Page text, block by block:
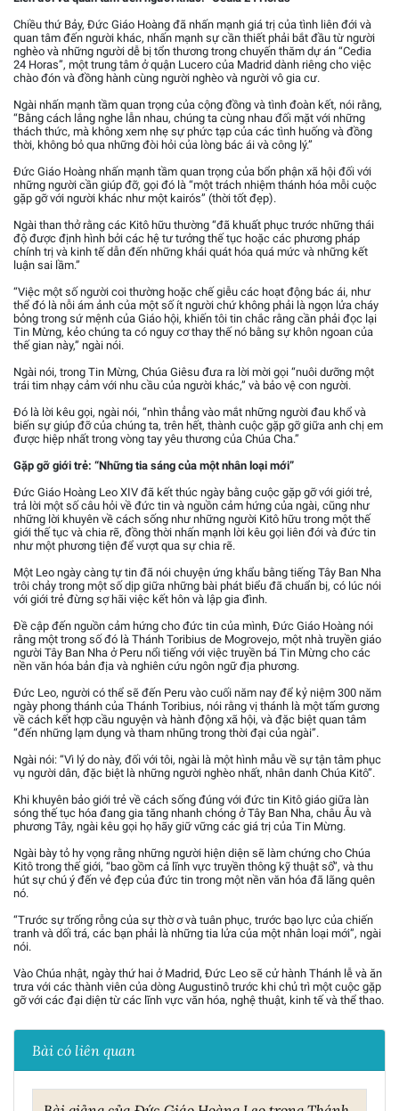
Chiều thứ Bảy, Đức Giáo Hoàng đã nhấn mạnh giá trị của tình liên đới và
quan tâm đến người khác, nhấn mạnh sự cần thiết phải bắt đầu từ người
nghèo và những người dễ bị tổn thương trong chuyến thăm dự án “Cedia
24 Horas”, một trung tâm ở quận Lucero của Madrid dành riêng cho việc
chào đón và đồng hành cùng người nghèo và người vô gia cư.
Ngài nhấn mạnh tầm quan trọng của cộng đồng và tình đoàn kết, nói rằng,
“Bằng cách lắng nghe lẫn nhau, chúng ta cùng nhau đối mặt với những
thách thức, mà không xem nhẹ sự phức tạp của các tình huống và đồng
thời, không bỏ qua những đòi hỏi của lòng bác ái và công lý.”
Đức Giáo Hoàng nhấn mạnh tầm quan trọng của bổn phận xã hội đối với
những người cần giúp đỡ, gọi đó là “một trách nhiệm thánh hóa mỗi cuộc
gặp gỡ với người khác như một kairós” (thời tốt đẹp).
Ngài than thở rằng các Kitô hữu thường “đã khuất phục trước những thái
độ được định hình bởi các hệ tư tưởng thế tục hoặc các phương pháp
chính trị và kinh tế dẫn đến những khái quát hóa quá mức và những kết
luận sai lầm.”
“Việc một số người coi thường hoặc chế giễu các hoạt động bác ái, như
thể đó là nỗi ám ảnh của một số ít người chứ không phải là ngọn lửa cháy
bỏng trong sứ mệnh của Giáo hội, khiến tôi tin chắc rằng cần phải đọc lại
Tin Mừng, kẻo chúng ta có nguy cơ thay thế nó bằng sự khôn ngoan của
thế gian này,” ngài nói.
Ngài nói, trong Tin Mừng, Chúa Giêsu đưa ra lời mời gọi “nuôi dưỡng một
trái tim nhạy cảm với nhu cầu của người khác,” và bảo vệ con người.
Đó là lời kêu gọi, ngài nói, “nhìn thẳng vào mắt những người đau khổ và
biến sự giúp đỡ của chúng ta, trên hết, thành cuộc gặp gỡ giữa anh chị em
được hiệp nhất trong vòng tay yêu thương của Chúa Cha.”
Gặp gỡ giới trẻ: “Những tia sáng của một nhân loại mới”
Đức Giáo Hoàng Leo XIV đã kết thúc ngày bằng cuộc gặp gỡ với giới trẻ,
trả lời một số câu hỏi về đức tin và nguồn cảm hứng của ngài, cũng như
những lời khuyên về cách sống như những người Kitô hữu trong một thế
giới thế tục và chia rẽ, đồng thời nhấn mạnh lời kêu gọi liên đới và đức tin
như một phương tiện để vượt qua sự chia rẽ.
Một Leo ngày càng tự tin đã nói chuyện ứng khẩu bằng tiếng Tây Ban Nha
trôi chảy trong một số dịp giữa những bài phát biểu đã chuẩn bị, có lúc nói
với giới trẻ đừng sợ hãi việc kết hôn và lập gia đình.
Đề cập đến nguồn cảm hứng cho đức tin của mình, Đức Giáo Hoàng nói
rằng một trong số đó là Thánh Toribius de Mogrovejo, một nhà truyền giáo
người Tây Ban Nha ở Peru nổi tiếng với việc truyền bá Tin Mừng cho các
nền văn hóa bản địa và nghiên cứu ngôn ngữ địa phương.
Đức Leo, người có thể sẽ đến Peru vào cuối năm nay để kỷ niệm 300 năm
ngày phong thánh của Thánh Toribius, nói rằng vị thánh là một tấm gương
về cách kết hợp cầu nguyện và hành động xã hội, và đặc biệt quan tâm
“đến những lạm dụng và tham nhũng trong thời đại của ngài”.
Ngài nói: “Vì lý do này, đối với tôi, ngài là một hình mẫu về sự tận tâm phục
vụ người dân, đặc biệt là những người nghèo nhất, nhân danh Chúa Kitô”.
Khi khuyên bảo giới trẻ về cách sống đúng với đức tin Kitô giáo giữa làn
sóng thế tục hóa đang gia tăng nhanh chóng ở Tây Ban Nha, châu Âu và
phương Tây, ngài kêu gọi họ hãy giữ vững các giá trị của Tin Mừng.
Ngài bày tỏ hy vọng rằng những người hiện diện sẽ làm chứng cho Chúa
Kitô trong thế giới, “bao gồm cả lĩnh vực truyền thông kỹ thuật số”, và thu
hút sự chú ý đến vẻ đẹp của đức tin trong một nền văn hóa đã lãng quên
nó.
“Trước sự trống rỗng của sự thờ ơ và tuân phục, trước bạo lực của chiến
tranh và dối trá, các bạn phải là những tia lửa của một nhân loại mới”, ngài
nói.
Vào Chúa nhật, ngày thứ hai ở Madrid, Đức Leo sẽ cử hành Thánh lễ và ăn
trưa với các thành viên của dòng Augustinô trước khi chủ trì một cuộc gặp
gỡ với các đại diện từ các lĩnh vực văn hóa, nghệ thuật, kinh tế và thể thao.
Bài có liên quan